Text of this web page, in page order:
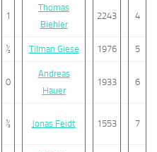
1
Thomas
Biehler
2243 4
½ Tilman Giese 1976 5
0
Andreas
Hauer
1933 6
½ Jonas Feidt 1553 7